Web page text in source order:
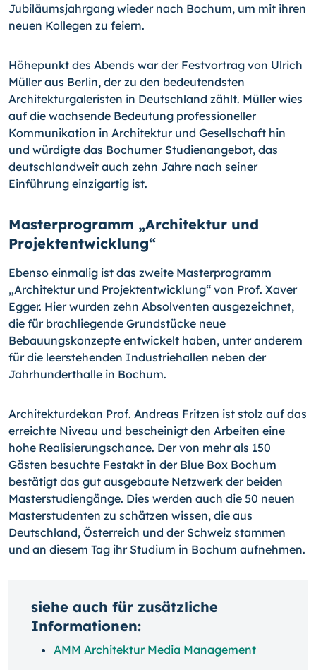
Jubiläumsjahrgang wieder nach Bochum, um mit ihren
neuen Kollegen zu feiern.
Höhepunkt des Abends war der Festvortrag von Ulrich
Müller aus Berlin, der zu den bedeutendsten
Architekturgaleristen in Deutschland zählt. Müller wies
auf die wach­sende Bedeutung professioneller
Kommunikation in Architektur und Gesellschaft hin
und würdigte das Bochumer Studienangebot, das
deutschlandweit auch zehn Jahre nach seiner
Einführung einzigartig ist.
Masterprogramm „Architektur und
Projektentwicklung“
Ebenso einmalig ist das zweite Masterprogramm
„Architektur und Projektentwicklung“ von Prof. Xaver
Egger. Hier wurden zehn Absolventen ausgezeichnet,
die für brach­liegende Grundstücke neue
Bebauungskonzepte entwickelt haben, unter anderem
für die leerstehenden Industriehallen neben der
Jahrhunderthalle in Bochum.
Architekturdekan Prof. Andreas Fritzen ist stolz auf das
erreichte Niveau und beschei­nigt den Arbeiten eine
hohe Realisierungschance. Der von mehr als 150
Gästen be­suchte Festakt in der Blue Box Bochum
bestätigt das gut ausgebaute Netzwerk der beiden
Masterstudiengänge. Dies werden auch die 50 neuen
Masterstudenten zu schätzen wissen, die aus
Deutschland, Österreich und der Schweiz stammen
und an diesem Tag ihr Studium in Bochum aufnehmen.
siehe auch für zusätzliche
Informationen:
AMM Architektur Media Management